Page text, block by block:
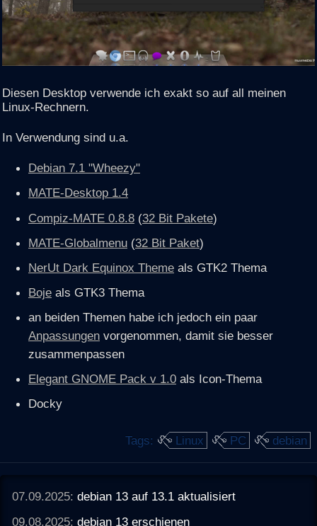
Diesen Desktop verwende ich exakt so auf all meinen
Linux-Rechnern.
In Verwendung sind u.a.
Debian 7.1 "Wheezy"
MATE-Desktop 1.4
Compiz-MATE 0.8.8 (32 Bit Pakete)
MATE-Globalmenu (32 Bit Paket)
NerUt Dark Equinox Theme als GTK2 Thema
Boje als GTK3 Thema
an beiden Themen habe ich jedoch ein paar
Anpassungen vorgenommen, damit sie besser
zusammenpassen
Elegant GNOME Pack v 1.0 als Icon-Thema
Docky
Tags: Linux PC debian
07.09.2025:debian 13 auf 13.1 aktualisiert
09.08.2025:debian 13 erschienen